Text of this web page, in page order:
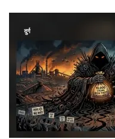
दुर्ग